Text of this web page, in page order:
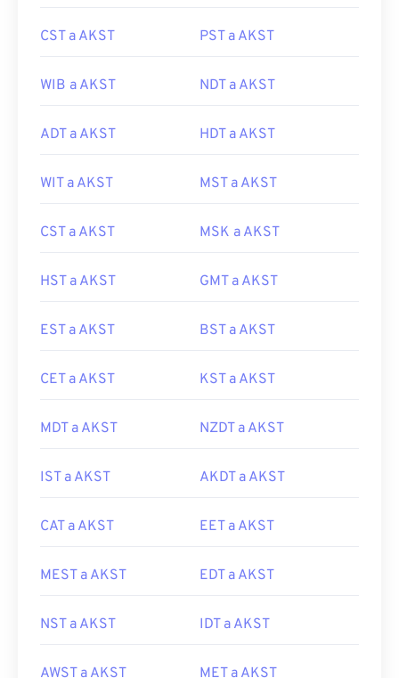
CST a AKST PST a AKST
WIB a AKST NDT a AKST
ADT a AKST HDT a AKST
WIT a AKST MST a AKST
CST a AKST MSK a AKST
HST a AKST GMT a AKST
EST a AKST BST a AKST
CET a AKST KST a AKST
MDT a AKST NZDT a AKST
IST a AKST AKDT a AKST
CAT a AKST EET a AKST
MEST a AKST EDT a AKST
NST a AKST IDT a AKST
AWST a AKST MET a AKST